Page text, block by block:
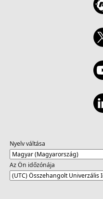
Nyelv váltása
Az Ön időzónája